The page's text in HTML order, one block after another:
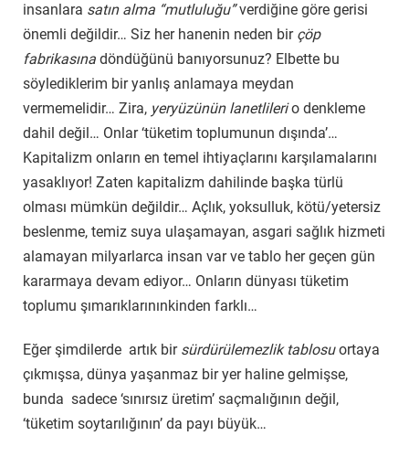
insanlara satın alma “mutluluğu”verdiğine göre gerisi
önemli değildir… Siz her hanenin neden bir çöp
fabrikasına döndüğünü banıyorsunuz? Elbette bu
söylediklerim bir yanlış anlamaya meydan
vermemelidir… Zira, yeryüzünün lanetlilerio denkleme
dahil değil… Onlar ‘tüketim toplumunun dışında’…
Kapitalizm onların en temel ihtiyaçlarını karşılamalarını
yasaklıyor! Zaten kapitalizm dahilinde başka türlü
olması mümkün değildir… Açlık, yoksulluk, kötü/yetersiz
beslenme, temiz suya ulaşamayan, asgari sağlık hizmeti
alamayan milyarlarca insan var ve tablo her geçen gün
kararmaya devam ediyor… Onların dünyası tüketim
toplumu şımarıklarınınkinden farklı…
Eğer şimdilerde artık bir sürdürülemezlik tablosuortaya
çıkmışsa, dünya yaşanmaz bir yer haline gelmişse,
bunda sadece ‘sınırsız üretim’ saçmalığının değil,
‘tüketim soytarılığının’ da payı büyük…